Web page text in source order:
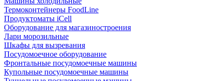
Термоконтейнеры FoodLine
Продуктоматы iCell
Оборудование для магазиностроения
Лари морозильные
Шкафы для вызревания
Посудомоечное оборудование
Фронтальные посудомоечные машины
Купольные посудомоечные машины